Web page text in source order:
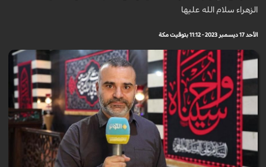
الزهراء سلام الله عليها
الأحد 17 ديسمبر 2023 - 11:12 بتوقيت مكة